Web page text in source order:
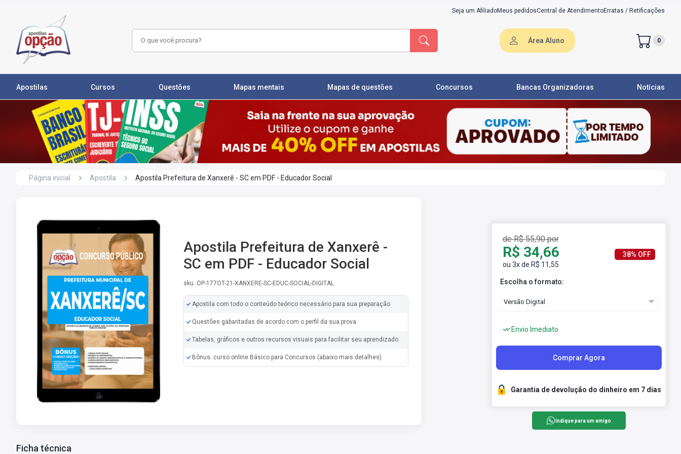
Seja um AfiliadoMeus pedidosCentral de AtendimentoErratas / Retificações
Área Aluno 0
Apostilas Cursos Questões Mapas mentais Mapas de questões Concursos Bancas Organizadoras Notícias
Página inicial Apostila Apostila Prefeitura de Xanxerê - SC em PDF - Educador Social
Apostila Prefeitura de Xanxerê -
SC em PDF - Educador Social
sku: OP-177OT-21-XANXERE-SC-EDUC-SOCIAL-DIGITAL
Apostila com todo o conteúdo teórico necessário para sua preparação
Questões gabaritadas de acordo com o perfil da sua prova
Tabelas, gráficos e outros recursos visuais para facilitar seu aprendizado
Bônus: curso online Básico para Concursos (abaixo mais detalhes)
Ficha técnica
de R$ 55,90 por
R$ 34,66
ou 3x de R$ 11,55
38% OFF
Escolha o formato:
Envio Imediato
Comprar Agora
Garantia de devolução do dinheiro em 7 dias
Indique para um amigo